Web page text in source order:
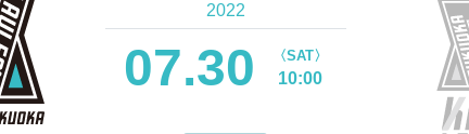
2022
07.30 〈SAT〉
10:00